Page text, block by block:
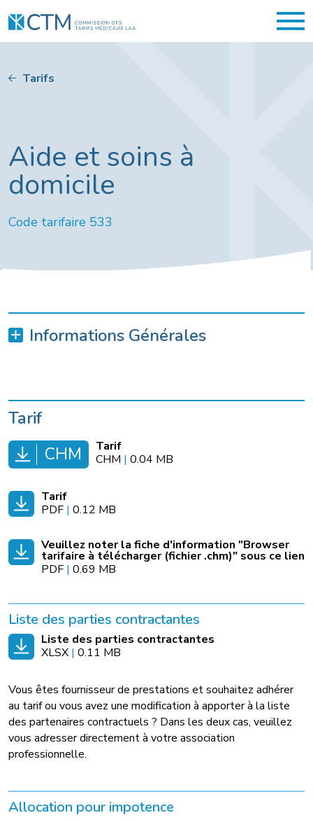
Tarifs
Aide et soins à
domicile
Code tarifaire 533
Informations Générales
Tarif
CHM
Tarif
CHM | 0.04 MB
Tarif
PDF | 0.12 MB
Veuillez noter la fiche d'information "Browser
tarifaire à télécharger (fichier .chm)" sous ce lien
PDF | 0.69 MB
Liste des parties contractantes
Liste des parties contractantes
XLSX | 0.11 MB
Vous êtes fournisseur de prestations et souhaitez adhérer
au tarif ou vous avez une modification à apporter à la liste
des partenaires contractuels ? Dans les deux cas, veuillez
vous adresser directement à votre association
professionnelle.
Allocation pour impotence